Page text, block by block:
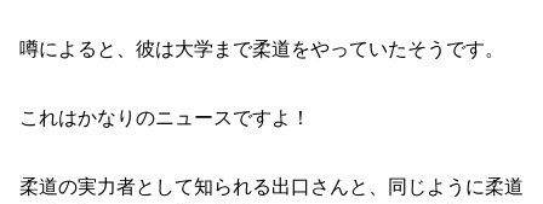
噂によると、彼は大学まで柔道をやっていたそうです。
これはかなりのニュースですよ！
柔道の実力者として知られる出口さんと、同じように柔道